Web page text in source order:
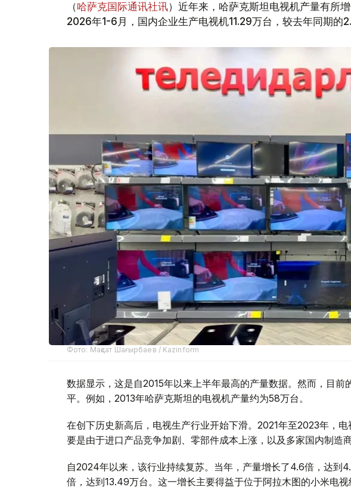
（哈萨克国际通讯社讯）近年来，哈萨克斯坦电视机产量有所
2026年1-6月，国内企业生产电视机11.29万台，较去年同期的
Фото: Мақсат Шағырбаев / Kazinform
数据显示，这是自2015年以来上半年最高的产量数据。然而，目前
平。例如，2013年哈萨克斯坦的电视机产量约为58万台。
在创下历史新高后，电视生产行业开始下滑。2021年至2023年，
要是由于进口产品竞争加剧、零部件成本上涨，以及多家国内制造商
自2024年以来，该行业持续复苏。当年，产量增长了4.6倍，达到
倍，达到13.49万台。这一增长主要得益于位于阿拉木图的小米电